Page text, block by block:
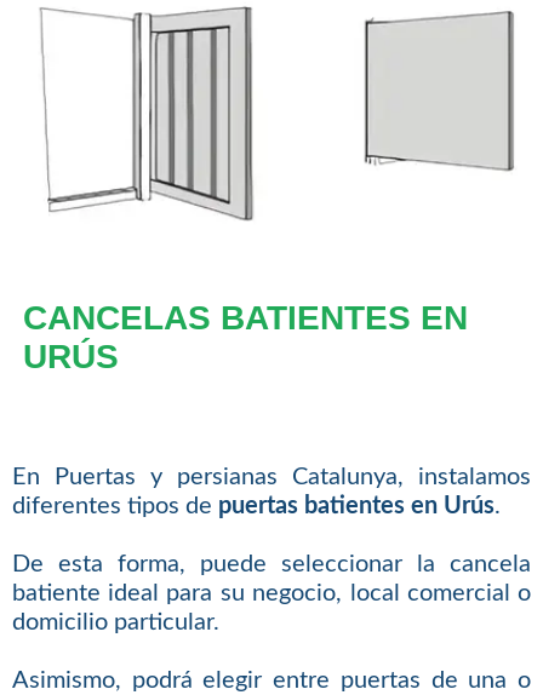
CANCELAS BATIENTES EN
URÚS
En Puertas y persianas Catalunya, instalamos
diferentes tipos de puertas batientes en Urús.
De esta forma, puede seleccionar la cancela
batiente ideal para su negocio, local comercial o
domicilio particular.
Asimismo, podrá elegir entre puertas de una o